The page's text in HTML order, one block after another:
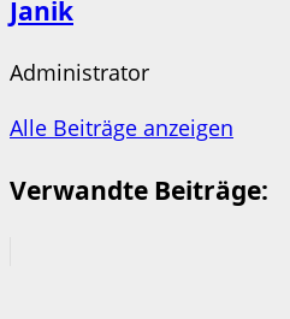
Janik
Administrator
Alle Beiträge anzeigen
Verwandte Beiträge: